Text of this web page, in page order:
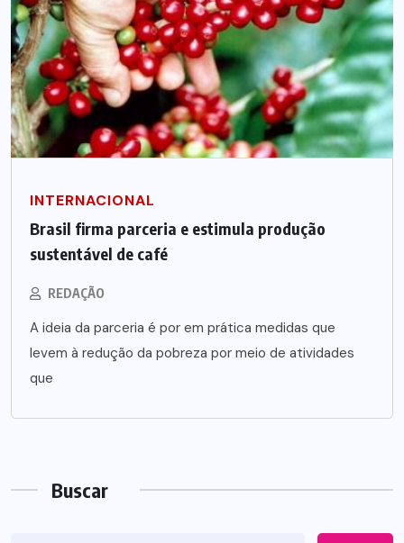
INTERNACIONAL
Brasil firma parceria e estimula produção
sustentável de café
REDAÇÃO
A ideia da parceria é por em prática medidas que
levem à redução da pobreza por meio de atividades
que
Buscar